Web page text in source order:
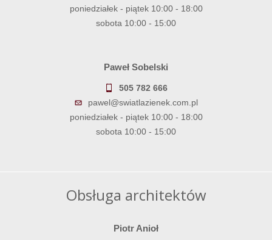
poniedziałek - piątek 10:00 - 18:00
sobota 10:00 - 15:00
Paweł Sobelski
505 782 666
pawel@swiatlazienek.com.pl
poniedziałek - piątek 10:00 - 18:00
sobota 10:00 - 15:00
Obsługa architektów
Piotr Anioł